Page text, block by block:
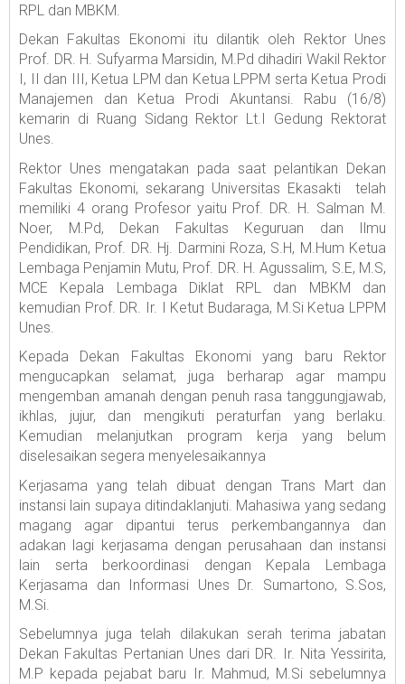
RPL dan MBKM.
Dekan Fakultas Ekonomi itu dilantik oleh Rektor Unes
Prof. DR. H. Sufyarma Marsidin, M.Pd dihadiri Wakil Rektor
I, II dan III, Ketua LPM dan Ketua LPPM serta Ketua Prodi
Manajemen dan Ketua Prodi Akuntansi. Rabu (16/8)
kemarin di Ruang Sidang Rektor Lt.I Gedung Rektorat
Unes.
Rektor Unes mengatakan pada saat pelantikan Dekan
Fakultas Ekonomi, sekarang Universitas Ekasakti telah
memiliki 4 orang Profesor yaitu Prof. DR. H. Salman M.
Noer, M.Pd, Dekan Fakultas Keguruan dan Ilmu
Pendidikan, Prof. DR. Hj. Darmini Roza, S.H, M.Hum Ketua
Lembaga Penjamin Mutu, Prof. DR. H. Agussalim, S.E, M.S,
MCE Kepala Lembaga Diklat RPL dan MBKM dan
kemudian Prof. DR. Ir. I Ketut Budaraga, M.Si Ketua LPPM
Unes.
Kepada Dekan Fakultas Ekonomi yang baru Rektor
mengucapkan selamat, juga berharap agar mampu
mengemban amanah dengan penuh rasa tanggungjawab,
ikhlas, jujur, dan mengikuti peraturfan yang berlaku.
Kemudian melanjutkan program kerja yang belum
diselesaikan segera menyelesaikannya
Kerjasama yang telah dibuat dengan Trans Mart dan
instansi lain supaya ditindaklanjuti. Mahasiwa yang sedang
magang agar dipantui terus perkembangannya dan
adakan lagi kerjasama dengan perusahaan dan instansi
lain serta berkoordinasi dengan Kepala Lembaga
Kerjasama dan Informasi Unes Dr. Sumartono, S.Sos,
M.Si.
Sebelumnya juga telah dilakukan serah terima jabatan
Dekan Fakultas Pertanian Unes dari DR. Ir. Nita Yessirita,
M.P kepada pejabat baru Ir. Mahmud, M.Si sebelumnya